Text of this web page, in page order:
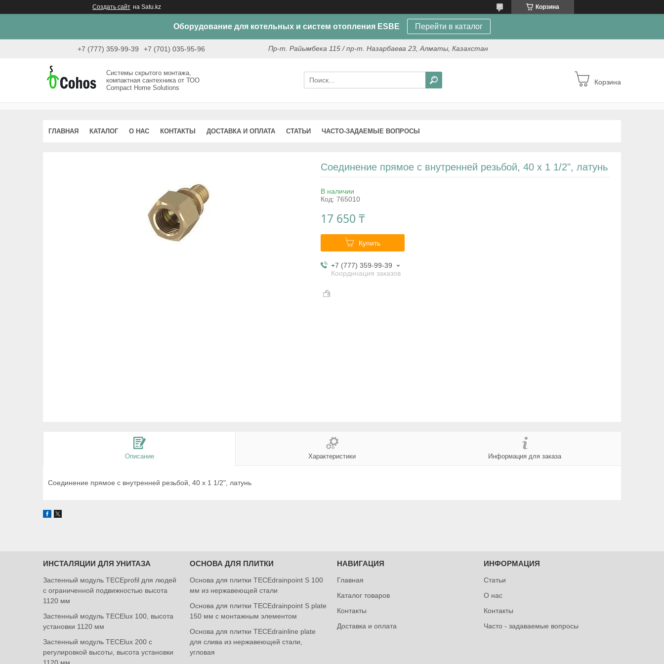
Создать сайт на Satu.kz Корзина
Оборудование для котельных и систем отопления ESBE Перейти в каталог
+7 (777) 359-99-39 +7 (701) 035-95-96 Пр-т. Райымбека 115 / пр-т. Назарбаева 23, Алматы, Казахстан
Системы скрытого монтажа,
компактная сантехника от ТОО
Compact Home Solutions
Корзина
ГЛАВНАЯ КАТАЛОГ О НАС КОНТАКТЫ ДОСТАВКА И ОПЛАТА СТАТЬИ ЧАСТО-ЗАДАЕМЫЕ ВОПРОСЫ
Соединение прямое с внутренней резьбой, 40 х 1 1/2", латунь
В наличии
Код: 765010
17 650 ₸
Купить
+7 (777) 359-99-39
Координация заказов
Описание Характеристики Информация для заказа
Соединение прямое с внутренней резьбой, 40 х 1 1/2", латунь
ИНСТАЛЯЦИИ ДЛЯ УНИТАЗА
Застенный модуль TECEprofil для людей
с ограниченной подвижностью высота
1120 мм
Застенный модуль TECElux 100, высота
установки 1120 мм
Застенный модуль TECElux 200 с
регулировкой высоты, высота установки
ОСНОВА ДЛЯ ПЛИТКИ
Основа для плитки TECEdrainpoint S 100
мм из нержавеющей стали
Основа для плитки TECEdrainpoint S plate
150 мм с монтажным элементом
Основа для плитки TECEdrainlinе plate
для слива из нержавеющей стали,
угловая
НАВИГАЦИЯ
Главная
Каталог товаров
Контакты
Доставка и оплата
ИНФОРМАЦИЯ
Статьи
О нас
Контакты
Часто - задаваемые вопросы